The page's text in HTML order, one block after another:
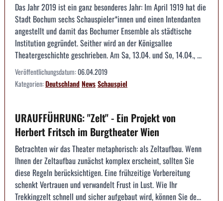
Das Jahr 2019 ist ein ganz besonderes Jahr: Im April 1919 hat die
Stadt Bochum sechs Schauspieler*innen und einen Intendanten
angestellt und damit das Bochumer Ensemble als städtische
Institution gegründet. Seither wird an der Königsallee
Theatergeschichte geschrieben. Am Sa, 13.04. und So, 14.04., ...
Veröffentlichungsdatum:06.04.2019
Kategorien:DeutschlandNewsSchauspiel
URAUFFÜHRUNG: "Zelt" - Ein Projekt von
Herbert Fritsch im Burgtheater Wien
Betrachten wir das Theater metaphorisch: als Zeltaufbau. Wenn
Ihnen der Zeltaufbau zunächst komplex erscheint, sollten Sie
diese Regeln berücksichtigen. Eine frühzeitige Vorbereitung
schenkt Vertrauen und verwandelt Frust in Lust. Wie Ihr
Trekkingzelt schnell und sicher aufgebaut wird, können Sie de...